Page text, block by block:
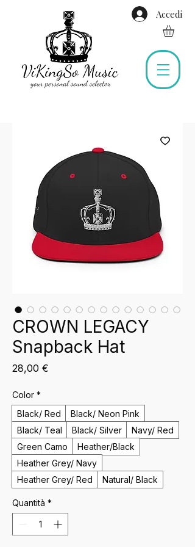
Accedi
CROWN LEGACY
Snapback Hat
28,00 €
Color *
Black/ Red
Black/ Neon Pink
Black/ Teal
Black/ Silver
Navy/ Red
Green Camo
Heather/Black
Heather Grey/ Navy
Heather Grey/ Red
Natural/ Black
Quantità *